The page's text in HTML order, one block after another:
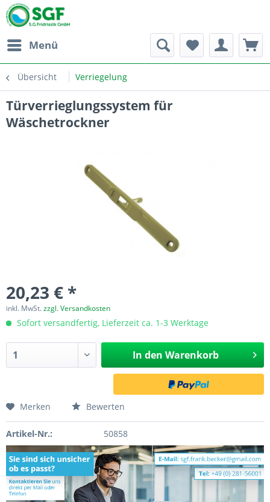
Menü
Übersicht Verriegelung
Türverrieglungssystem für
Wäschetrockner
20,23 € *
inkl. MwSt.zzgl. Versandkosten
Sofort versandfertig, Lieferzeit ca. 1-3 Werktage
In den Warenkorb
Merken Bewerten
Artikel-Nr.: 50858